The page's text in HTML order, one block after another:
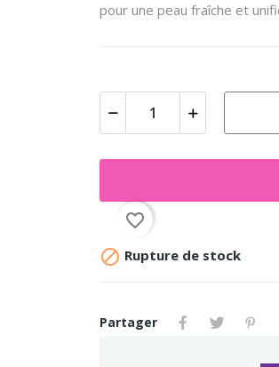
pour une peau fraîche et
favorite_border
 Rupture de stock
Partager